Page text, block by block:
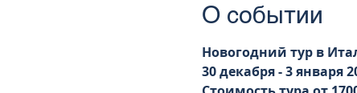
О событии
Новогодний тур в
30 декабря - 3 января